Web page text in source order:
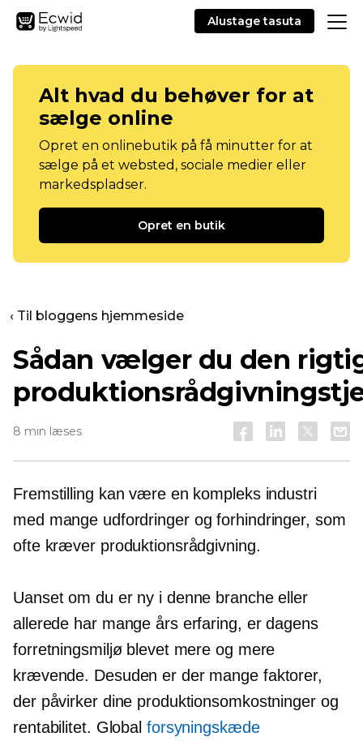
Alustage tasuta
Alt hvad du behøver for at
sælge online
Opret en onlinebutik på få minutter for at
sælge på et websted, sociale medier eller
markedspladser.
Opret en butik
‹ Til bloggens hjemmeside
Sådan vælger du den
8 min læses
Fremstilling kan være en kompleks industri
med mange udfordringer og forhindringer, som
ofte kræver produktionsrådgivning.
Uanset om du er ny i denne branche eller
allerede har mange års erfaring, er dagens
forretningsmiljø blevet mere og mere
krævende. Desuden er der mange faktorer,
der påvirker dine produktionsomkostninger og
rentabilitet. Global forsyningskæde